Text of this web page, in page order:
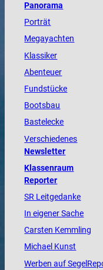
Panorama
Porträt
Megayachten
Klassiker
Abenteuer
Fundstücke
Bootsbau
Bastelecke
Verschiedenes
Newsletter
Klassenraum
Reporter
SR Leitgedanke
In eigener Sache
Carsten Kemmling
Michael Kunst
Werben auf